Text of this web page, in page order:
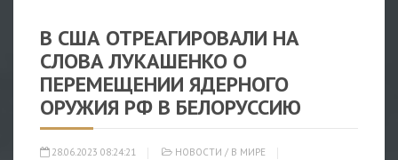
В США ОТРЕАГИРОВАЛИ НА
СЛОВА ЛУКАШЕНКО О
ПЕРЕМЕЩЕНИИ ЯДЕРНОГО
ОРУЖИЯ РФ В БЕЛОРУССИЮ
28.06.2023 08:24:21 НОВОСТИ / В МИРЕ